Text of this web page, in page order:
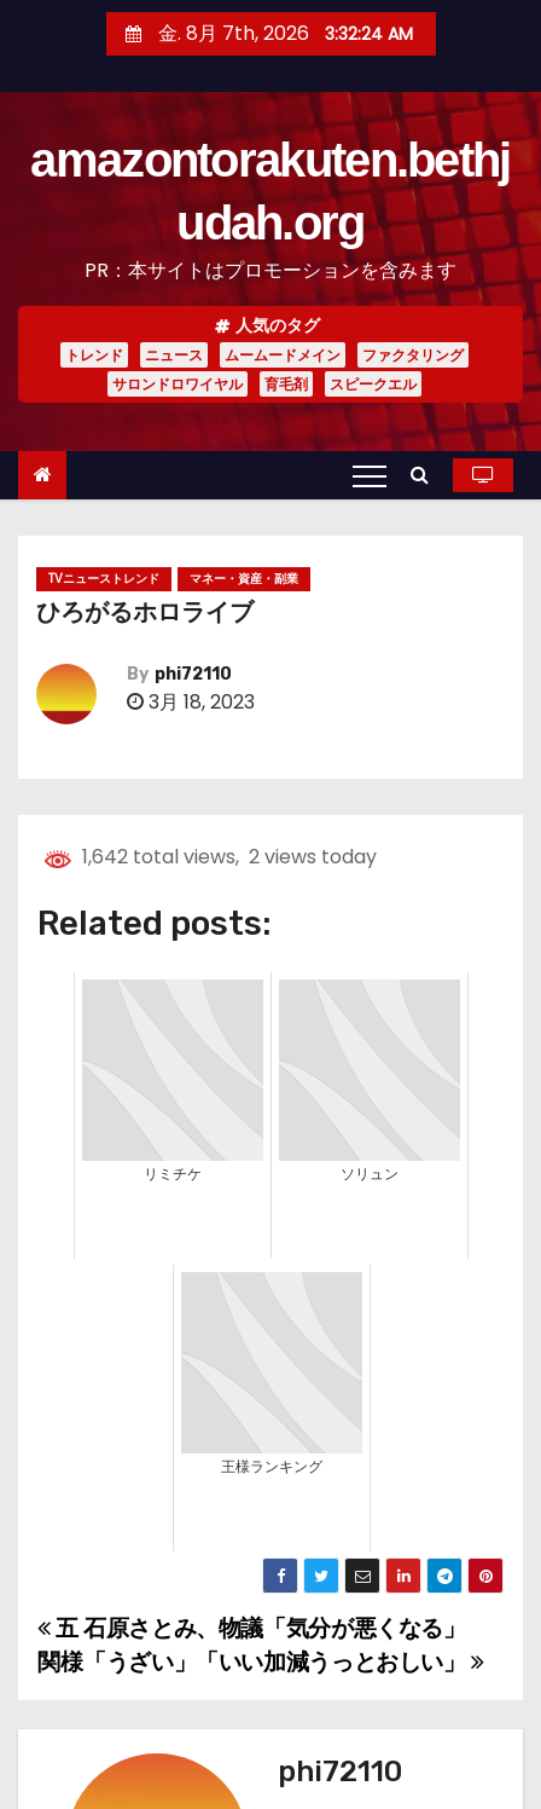
金. 8月 7th, 2026 3:32:26 AM
amazontorakuten.bethj
udah.org
PR：本サイトはプロモーションを含みます
人気のタグ
トレンド ニュース ムームードメイン
ファクタリング
サロンドロワイヤル
育毛剤 スピークエル
TVニューストレンド マネー・資産・副業
ひろがるホロライブ
By phi72110
3月 18, 2023
1,642 total views, 2 views today
Related posts:
リミチケ ソリュン
王様ランキング
投
稿
ナ
石原さとみ、物議「気分が悪くなる」
「うざい」「いい加減うっとおしい」
五
関様
phi72110